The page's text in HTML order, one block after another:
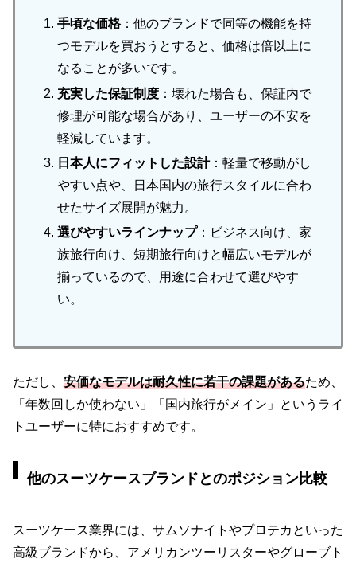
手頃な価格：他のブランドで同等の機能を持
つモデルを買おうとすると、価格は倍以上に
なることが多いです。
充実した保証制度 ：壊れた場合も、保証内で
修理が可能な場合があり、ユーザーの不安を
軽減しています。
日本人にフィットした設計：軽量で移動がし
やすい点や、日本国内の旅行スタイルに合わ
せたサイズ展開が魅力。
選びやすいラインナップ：ビジネス向け、家
族旅行向け、短期旅行向けと幅広いモデルが
揃っているので、用途に合わせて選びやす
い。
ただし、 安価なモデルは耐久性に若干の課題があるため、
「年数回しか使わない」「国内旅行がメイン」というライ
トユーザーに特におすすめです。
他のスーツケースブランドとのポジション比較
スーツケース業界には、サムソナイトやプロテカといった
高級ブランドから、アメリカンツーリスターやグローブト